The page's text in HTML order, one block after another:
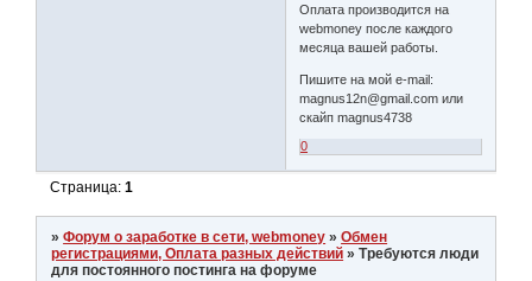
Оплата производится на
webmoney после каждого
месяца вашей работы.
Пишите на мой e-mail:
magnus12n@gmail.com или
скайп magnus4738
0
Страница:1
»Форум о заработке в сети, webmoney »Обмен
регистрациями, Оплата разных действий »Требуются люди
для постоянного постинга на форуме